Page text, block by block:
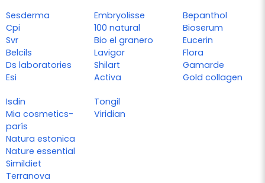
Sesderma
Cpi
Svr
Belcils
Ds laboratories
Esi
Embryolisse
100 natural
Bio el granero
Lavigor
Shilart
Activa
Bepanthol
Bioserum
Eucerin
Flora
Gamarde
Gold collagen
Isdin
Mia cosmetics-
parís
Natura estonica
Nature essential
Simildiet
Terranova
Tongil
Viridian